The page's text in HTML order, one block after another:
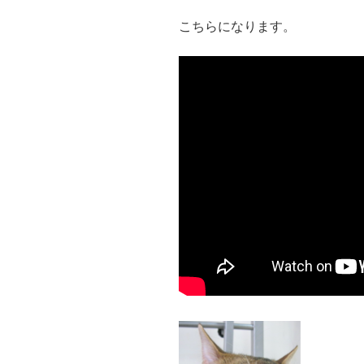
こちらになります。